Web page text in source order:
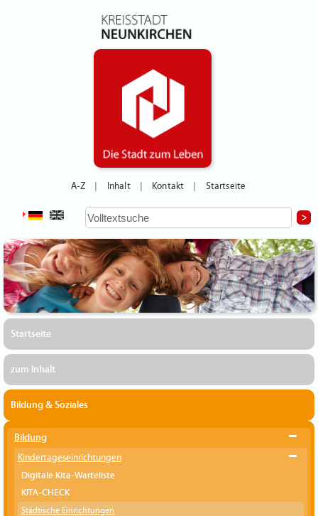
A-Z Inhalt Kontakt Startseite
Startseite
zum Inhalt
Bildung & Soziales
Bildung
Kindertageseinrichtungen
Digitale Kita-Warteliste
KITA-CHECK
Städtische Einrichtungen